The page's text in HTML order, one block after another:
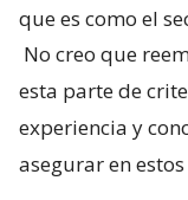
que es como el
No creo que
esta parte de
experiencia y
asegurar en